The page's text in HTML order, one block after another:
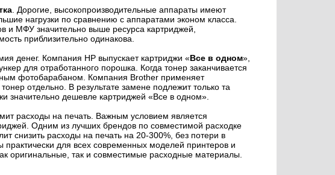
. Дорогие, высокопроизводительные аппараты имеют
нагрузки по сравнению с аппаратами эконом класса.
и МФУ значительно выше ресурса картриджей,
приблизительно одинакова.
денег. Компания HP выпускает картриджи «Все в одном»,
для отработанного порошка. Когда тонер заканчивается
фотобарабаном. Компания Brother применяет
отдельно. В результате замене подлежит только та
значительно дешевле картриджей «Все в одном».
расходы на печать. Важным условием является
Одним из лучших брендов по совместимой расходке
снизить расходы на печать на 20-300%, без потери в
для всех современных моделей принтеров и
оригинальные, так и совместимые расходные материалы.